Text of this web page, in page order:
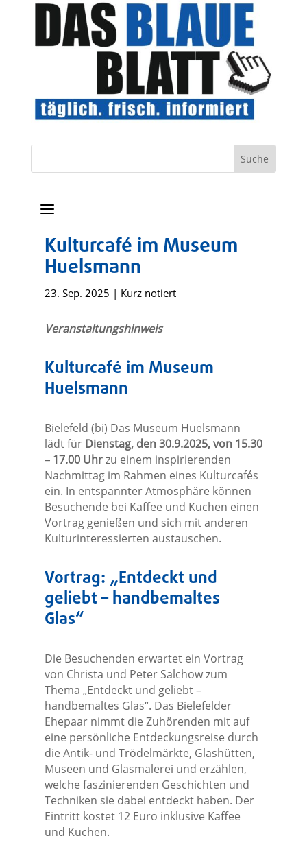
a
Kulturcafé im Museum
Huelsmann
23. Sep. 2025 | Kurz notiert
Veranstaltungshinweis
Kulturcafé im Museum
Huelsmann
Bielefeld (bi) Das Museum Huelsmann
lädt für Dienstag, den 30.9.2025, von 15.30
– 17.00 Uhrzu einem inspirierenden
Nachmittag im Rahmen eines Kulturcafés
ein. In entspannter Atmosphäre können
Besuchende bei Kaffee und Kuchen einen
Vortrag genießen und sich mit anderen
Kulturinteressierten austauschen.
Vortrag: „Entdeckt und
geliebt – handbemaltes
Glas“
Die Besuchenden erwartet ein Vortrag
von Christa und Peter Salchow zum
Thema „Entdeckt und geliebt –
handbemaltes Glas“. Das Bielefelder
Ehepaar nimmt die Zuhörenden mit auf
eine persönliche Entdeckungsreise durch
die Antik- und Trödelmärkte, Glashütten,
Museen und Glasmalerei und erzählen,
welche faszinierenden Geschichten und
Techniken sie dabei entdeckt haben. Der
Eintritt kostet 12 Euro inklusive Kaffee
und Kuchen.